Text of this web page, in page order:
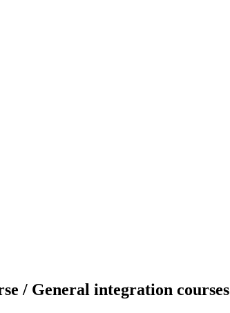
/ General integration courses